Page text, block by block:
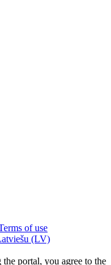
of use
(LV)
portal, you agree to the